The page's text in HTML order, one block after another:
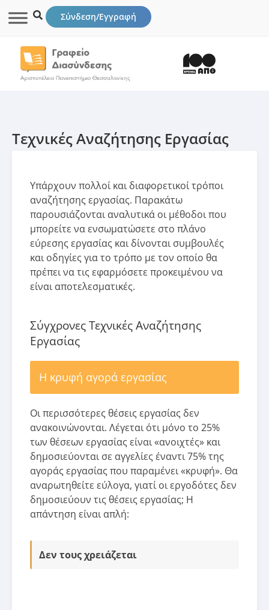
Σύνδεση/Εγγραφή
Τεχνικές Αναζήτησης Εργασίας
Υπάρχουν πολλοί και διαφορετικοί τρόποι
αναζήτησης εργασίας. Παρακάτω
παρουσιάζονται αναλυτικά οι μέθοδοι που
μπορείτε να ενσωματώσετε στο πλάνο
εύρεσης εργασίας και δίνονται συμβουλές
και οδηγίες για το τρόπο με τον οποίο θα
πρέπει να τις εφαρμόσετε προκειμένου να
είναι αποτελεσματικές.
Σύγχρονες Τεχνικές Αναζήτησης
Εργασίας
Η κρυφή αγορά εργασίας
Οι περισσότερες θέσεις εργασίας δεν
ανακοινώνονται. Λέγεται ότι μόνο το 25%
των θέσεων εργασίας είναι «ανοιχτές» και
δημοσιεύονται σε αγγελίες έναντι 75% της
αγοράς εργασίας που παραμένει «κρυφή». Θα
αναρωτηθείτε εύλογα, γιατί οι εργοδότες δεν
δημοσιεύουν τις θέσεις εργασίας; Η
απάντηση είναι απλή:
Δεν τους χρειάζεται